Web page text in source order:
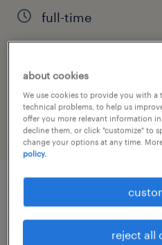
full-time
job category
health & social care,
job details
about cookies
We use cookies to provide you with
technical problems, to help us
offer you more relevant information
decline them, or click "customize" to
change your options at any time.
policy.
reject all